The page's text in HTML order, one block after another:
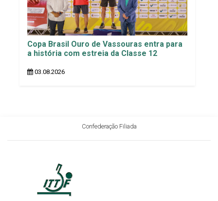
Copa Brasil Ouro de Vassouras entra para
a história com estreia da Classe 12
03.08.2026
Confederação Filiada